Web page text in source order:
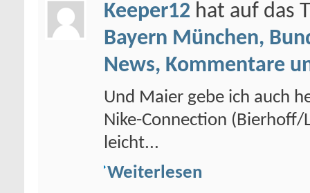
Keeper12 hat auf das
Bayern München,
News, Kommentare
Und Maier gebe ich auch
Nike-Connection
leicht...
Weiterlesen